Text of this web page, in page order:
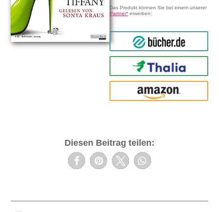
Das Produkt können Sie bei einem unserer
Partner* erwerben:
bücher.de
Thalia
amazon
Diesen Beitrag teilen: